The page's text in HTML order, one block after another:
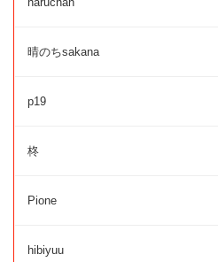
晴のちsakana
p19
柊
Pione
hibiyuu